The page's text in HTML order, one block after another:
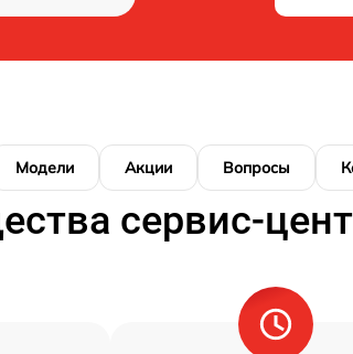
Модели Акции Вопросы
сервис-